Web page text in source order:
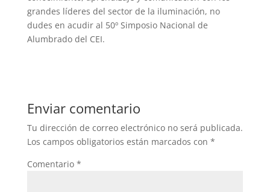
grandes líderes del sector de la iluminación, no
dudes en acudir al 50º Simposio Nacional de
Alumbrado del CEI.
Enviar comentario
Tu dirección de correo electrónico no será publicada.
Los campos obligatorios están marcados con *
Comentario *